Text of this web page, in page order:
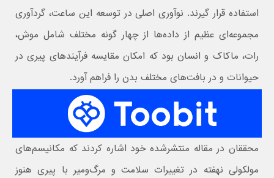
استفاده قرار گیرند. نوآوری اصلی در توسعه این ساعت، گردآوری
مجموعه‌ای عظیم از داده‌ها از چهار گونه مختلف شامل موش،
رات، ماکاک و انسان بود که امکان مقایسه فرآیندهای پیری در
حیوانات و در بافت‌های مختلف بدن را فراهم آورد.
محققان در مقاله منتشرشده خود اشاره کردند که مکانیسم‌های
مولکولی نهفته در تغییرات سلامت و مرگ‌ومیر با پیری هنوز